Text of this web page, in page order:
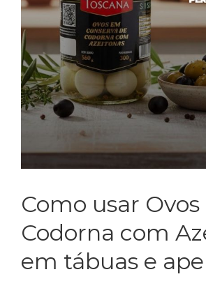
Como usar Ovos
Codorna com
em tábuas e